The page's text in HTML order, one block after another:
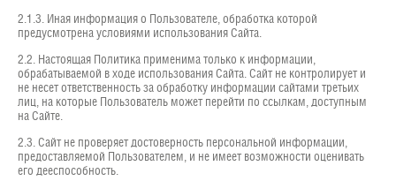
2.1.3. Иная информация о Пользователе, обработка которой
предусмотрена условиями использования Сайта.
2.2. Настоящая Политика применима только к информации,
обрабатываемой в ходе использования Сайта. Сайт не контролирует и
не несет ответственность за обработку информации сайтами третьих
лиц, на которые Пользователь может перейти по ссылкам, доступным
на Сайте.
2.3. Сайт не проверяет достоверность персональной информации,
предоставляемой Пользователем, и не имеет возможности оценивать
его дееспособность.